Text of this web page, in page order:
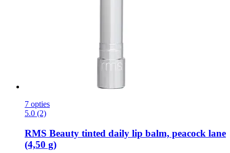
7 opties
5.0 (2)
RMS Beauty tinted daily lip balm, peacock lane
(4,50 g)